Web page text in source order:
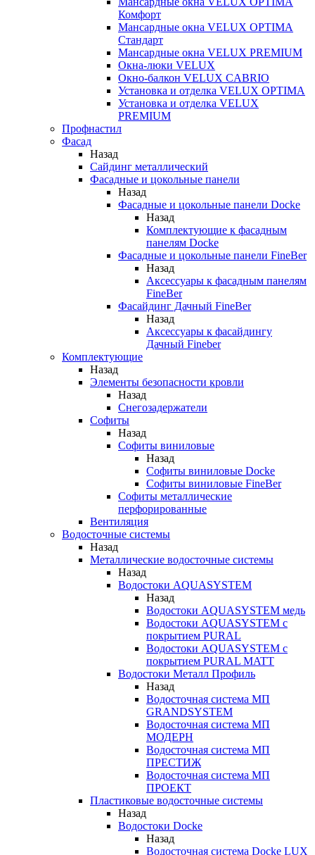
Комфорт
Мансардные окна VELUX OPTIMA
Стандарт
Мансардные окна VELUX PREMIUM
Окна-люки VELUX
Окно-балкон VELUX CABRIO
Установка и отделка VELUX OPTIMA
Установка и отделка VELUX
PREMIUM
Профнастил
Фасад
Назад
Сайдинг металлический
Фасадные и цокольные панели
Назад
Фасадные и цокольные панели Docke
Назад
Комплектующие к фасадным
панелям Docke
Фасадные и цокольные панели FineBer
Назад
Аксессуары к фасадным панелям
FineBer
Фасайдинг Дачный FineBer
Назад
Аксессуары к фасайдингу
Дачный Fineber
Комплектующие
Назад
Элементы безопасности кровли
Назад
Снегозадержатели
Софиты
Назад
Софиты виниловые
Назад
Софиты виниловые Docke
Софиты виниловые FineBer
Софиты металлические
перфорированные
Вентиляция
Водосточные системы
Назад
Металлические водосточные системы
Назад
Водостоки AQUASYSTEM
Назад
Водостоки AQUASYSTEM медь
Водостоки AQUASYSTEM с
покрытием PURAL
Водостоки AQUASYSTEM с
покрытием PURAL MATT
Водостоки Металл Профиль
Назад
Водосточная система МП
GRANDSYSTEM
Водосточная система МП
МОДЕРН
Водосточная система МП
ПРЕСТИЖ
Водосточная система МП
ПРОЕКТ
Пластиковые водосточные системы
Назад
Водостоки Docke
Назад
Водосточная система Docke LUX